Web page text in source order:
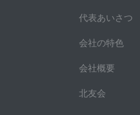
代表あいさつ
会社の特色
会社概要
北友会